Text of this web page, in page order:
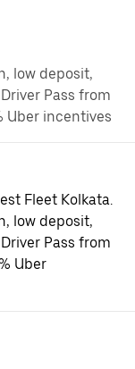
low deposit,
Pass from
Uber incentives
Fleet Kolkata.
low deposit,
Pass from
Uber